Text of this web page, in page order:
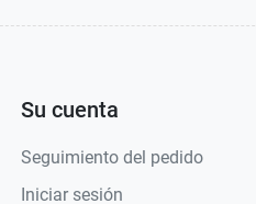
Su cuenta
Seguimiento del pedido
Iniciar sesión